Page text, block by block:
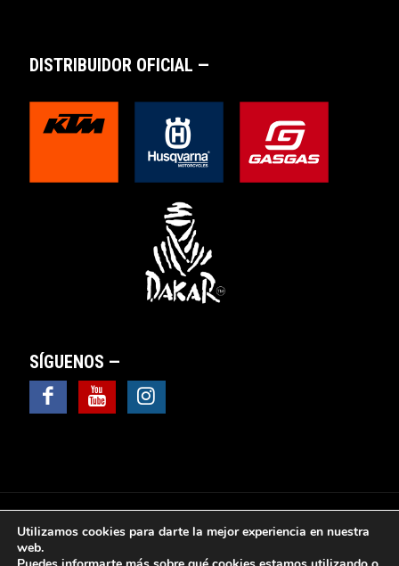
DISTRIBUIDOR OFICIAL —
SÍGUENOS —
Utilizamos cookies para darte la mejor experiencia en nuestra
web.